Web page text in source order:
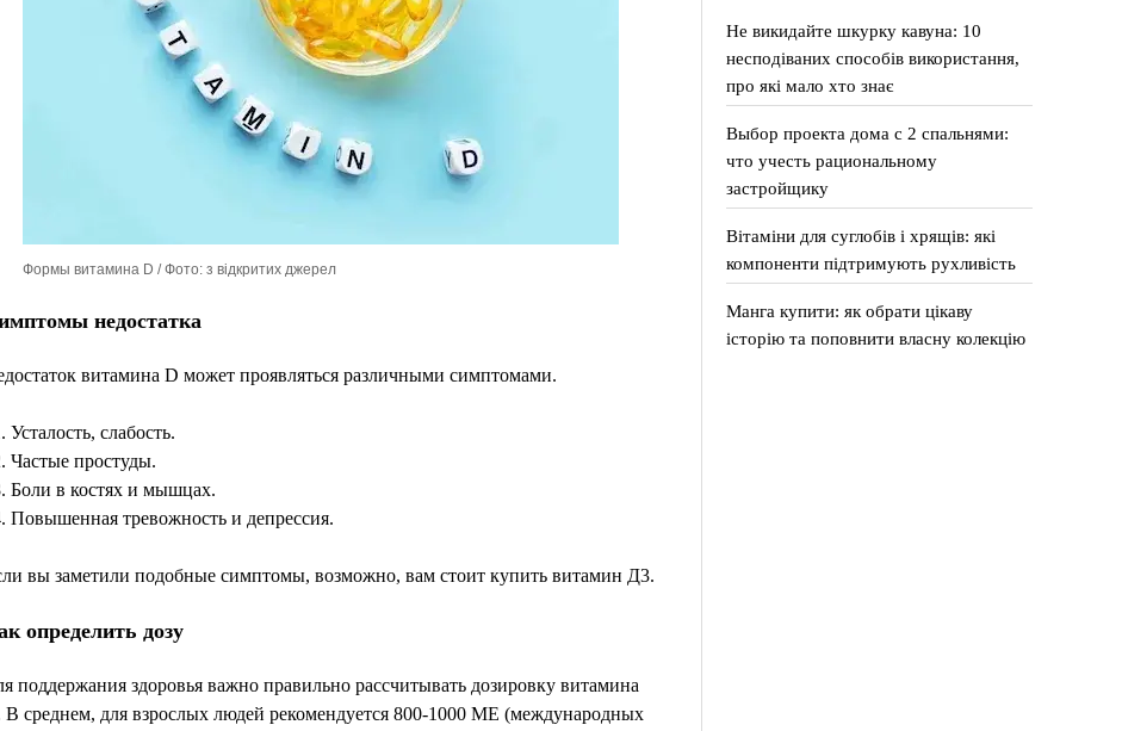
Формы витамина D / Фото: з відкритих джерел
недостатка
витамина D может проявляться различными симптомами.
Усталость, слабость.
Частые простуды.
Боли в костях и мышцах.
Повышенная тревожность и депрессия.
вы заметили подобные симптомы, возможно, вам стоит купить витамин Д3.
определить дозу
поддержания здоровья важно правильно рассчитывать дозировку витамина
В среднем, для взрослых людей рекомендуется 800-1000 МЕ (международных
Не викидайте шкурку кавуна: 10
несподіваних способів використання,
про які мало хто знає
Выбор проекта дома с 2 спальнями:
что учесть рациональному
застройщику
Вітаміни для суглобів і хрящів: які
компоненти підтримують рухливість
Манга купити: як обрати цікаву
історію та поповнити власну колекцію